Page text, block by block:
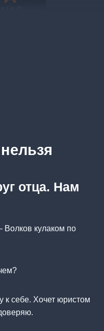
отца. Нам
кулаком по
себе. Хочет юристом